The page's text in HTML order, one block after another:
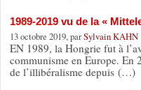
1989-2019 vu de la «
13 octobre 2019, parSylvain KAHN
EN 1989, la Hongrie fut à
communisme en Europe. En
de l’illibéralisme depuis (…)